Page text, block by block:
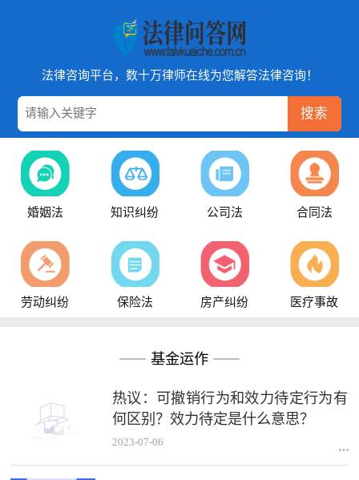
法律咨询平台，数十万律师在线为您解答法律咨询！
搜索
婚姻法 知识纠纷 公司法 合同法
劳动纠纷 保险法 房产纠纷 医疗事故
基金运作
热议：可撤销行为和效力待定行为有
何区别？效力待定是什么意思？
2023-07-06